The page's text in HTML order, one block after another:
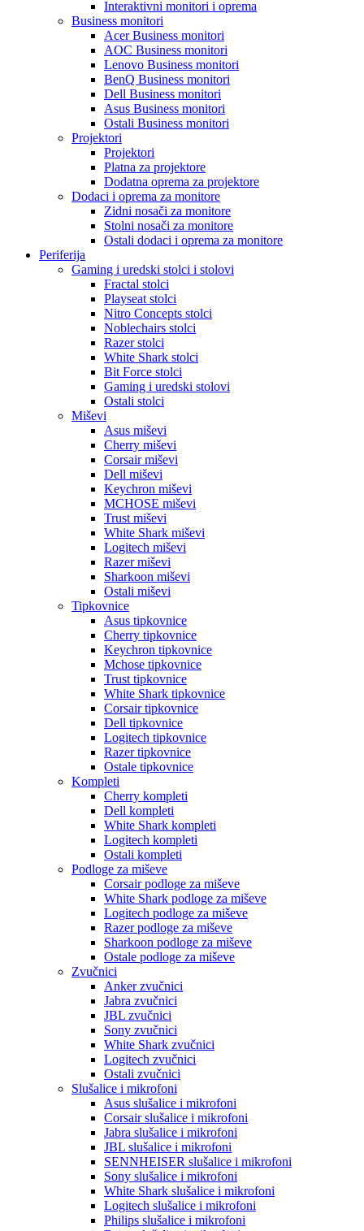
Interaktivni monitori i oprema
Business monitori
Acer Business monitori
AOC Business monitori
Lenovo Business monitori
BenQ Business monitori
Dell Business monitori
Asus Business monitori
Ostali Business monitori
Projektori
Projektori
Platna za projektore
Dodatna oprema za projektore
Dodaci i oprema za monitore
Zidni nosači za monitore
Stolni nosači za monitore
Ostali dodaci i oprema za monitore
Periferija
Gaming i uredski stolci i stolovi
Fractal stolci
Playseat stolci
Nitro Concepts stolci
Noblechairs stolci
Razer stolci
White Shark stolci
Bit Force stolci
Gaming i uredski stolovi
Ostali stolci
Miševi
Asus miševi
Cherry miševi
Corsair miševi
Dell miševi
Keychron miševi
MCHOSE miševi
Trust miševi
White Shark miševi
Logitech miševi
Razer miševi
Sharkoon miševi
Ostali miševi
Tipkovnice
Asus tipkovnice
Cherry tipkovnice
Keychron tipkovnice
Mchose tipkovnice
Trust tipkovnice
White Shark tipkovnice
Corsair tipkovnice
Dell tipkovnice
Logitech tipkovnice
Razer tipkovnice
Ostale tipkovnice
Kompleti
Cherry kompleti
Dell kompleti
White Shark kompleti
Logitech kompleti
Ostali kompleti
Podloge za miševe
Corsair podloge za miševe
White Shark podloge za miševe
Logitech podloge za miševe
Razer podloge za miševe
Sharkoon podloge za miševe
Ostale podloge za miševe
Zvučnici
Anker zvučnici
Jabra zvučnici
JBL zvučnici
Sony zvučnici
White Shark zvučnici
Logitech zvučnici
Ostali zvučnici
Slušalice i mikrofoni
Asus slušalice i mikrofoni
Corsair slušalice i mikrofoni
Jabra slušalice i mikrofoni
JBL slušalice i mikrofoni
SENNHEISER slušalice i mikrofoni
Sony slušalice i mikrofoni
White Shark slušalice i mikrofoni
Logitech slušalice i mikrofoni
Philips slušalice i mikrofoni